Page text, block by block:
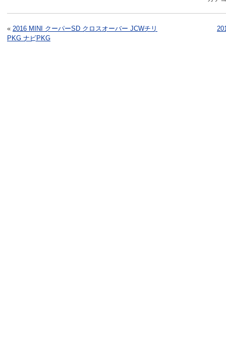
« 2016 MINI クーパーSD クロスオーバー JCWチリ
PKG ナビPKG